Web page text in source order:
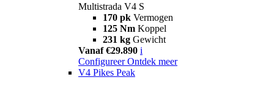
Multistrada V4 S
170 pk Vermogen
125 Nm Koppel
231 kg Gewicht
Vanaf €29.890 i
Configureer Ontdek meer
V4 Pikes Peak